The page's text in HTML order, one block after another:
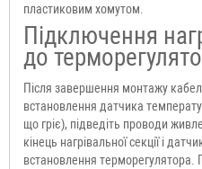
пластиковим хомутом.
Підключення
до
Після завершення монтажу
встановлення датчика
що гріє), підведіть проводи
кінець нагрівальної секції і
встановлення терморегулятора.